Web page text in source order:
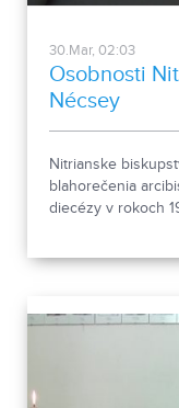
30.Mar, 02:03
Osobnosti
Nécsey
Nitrianske
blahorečenia
diecézy v rokoch